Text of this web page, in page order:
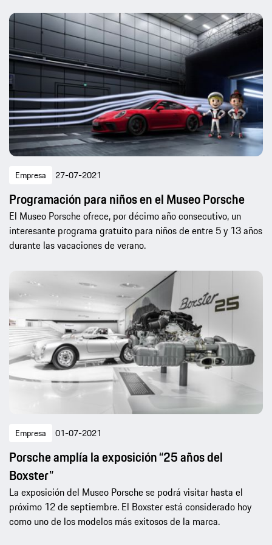
Empresa 27-07-2021
Programación para niños en el Museo Porsche
El Museo Porsche ofrece, por décimo año consecutivo, un
interesante programa gratuito para niños de entre 5 y 13 años
durante las vacaciones de verano.
Empresa 01-07-2021
Porsche amplía la exposición “25 años del
Boxster”
La exposición del Museo Porsche se podrá visitar hasta el
próximo 12 de septiembre. El Boxster está considerado hoy
como uno de los modelos más exitosos de la marca.